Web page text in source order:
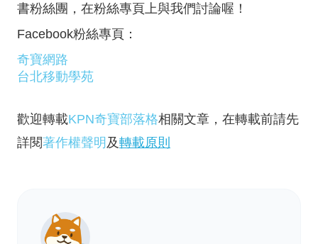
書粉絲團，在粉絲專頁上與我們討論喔！
Facebook粉絲專頁：
奇寶網路
台北移動學苑
歡迎轉載KPN奇寶部落格相關文章，在轉載前請先
詳閱著作權聲明 及轉載原則